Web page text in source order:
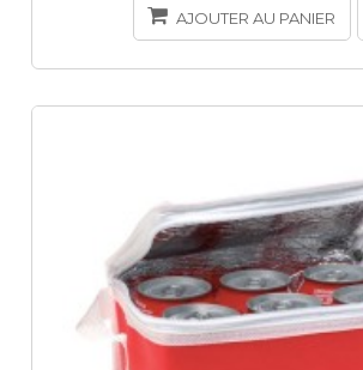
AJOUTER AU PANIER